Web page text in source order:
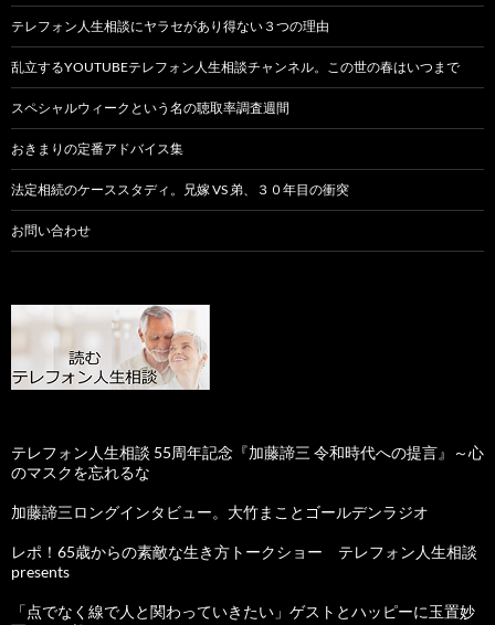
テレフォン人生相談にヤラセがあり得ない３つの理由
乱立するYOUTUBEテレフォン人生相談チャンネル。この世の春はいつまで
スペシャルウィークという名の聴取率調査週間
おきまりの定番アドバイス集
法定相続のケーススタディ。兄嫁 VS 弟、３０年目の衝突
お問い合わせ
テレフォン人生相談 55周年記念『加藤諦三 令和時代への提言』～心
のマスクを忘れるな
加藤諦三ロングインタビュー。大竹まことゴールデンラジオ
レポ！65歳からの素敵な生き方トークショー テレフォン人生相談
presents
「点でなく線で人と関わっていきたい」ゲストとハッピーに玉置妙